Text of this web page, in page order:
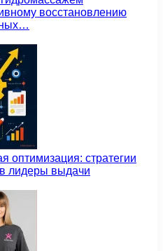
восстановлению
оптимизация: стратегии
лидеры выдачи